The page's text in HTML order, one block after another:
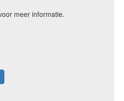
meer informatie.